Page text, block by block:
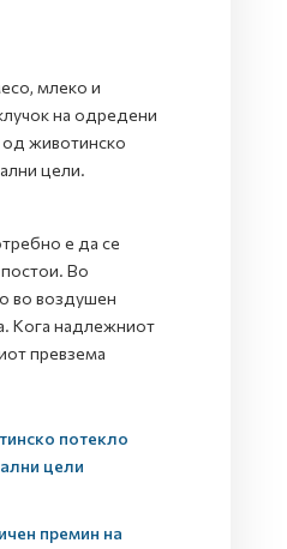
млеко и
на одредени
од животинско
цели.
е да се
постои. Во
во воздушен
Кога надлежниот
превзема
потекло
цели
премин на